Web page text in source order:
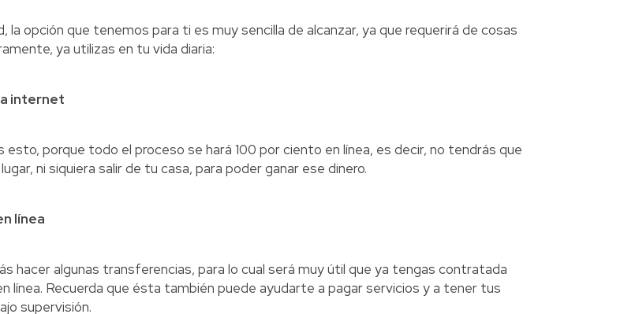
la opción que tenemos para ti es muy sencilla de alcanzar, ya que requerirá de cosas
ya utilizas en tu vida diaria:
a internet
esto, porque todo el proceso se hará 100 por ciento en línea, es decir, no tendrás que
ni siquiera salir de tu casa, para poder ganar ese dinero.
línea
hacer algunas transferencias, para lo cual será muy útil que ya tengas contratada
línea. Recuerda que ésta también puede ayudarte a pagar servicios y a tener tus
supervisión.